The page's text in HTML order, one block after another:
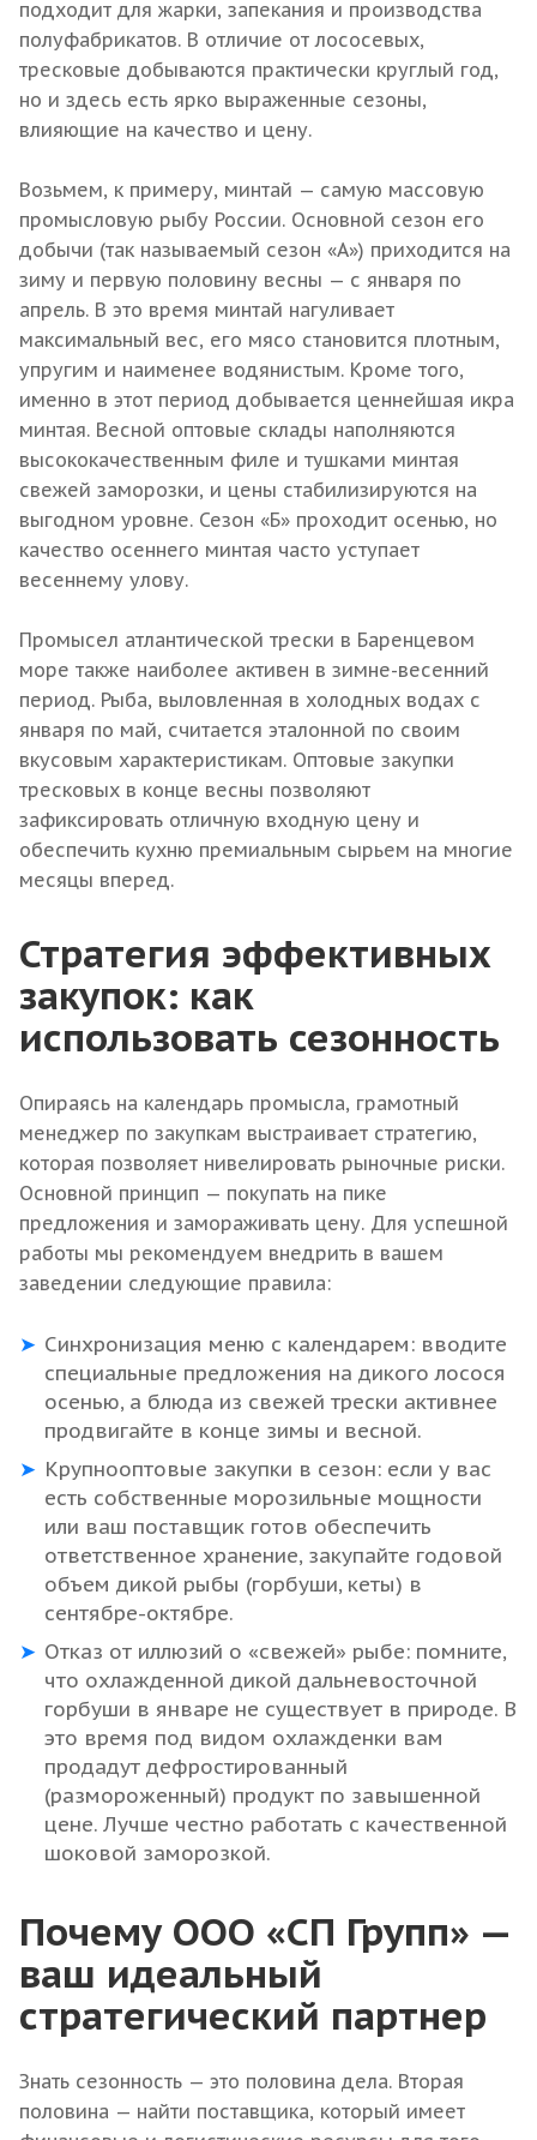
подходит для жарки, запекания и производства
полуфабрикатов. В отличие от лососевых,
тресковые добываются практически круглый год,
но и здесь есть ярко выраженные сезоны,
влияющие на качество и цену.
Возьмем, к примеру, минтай — самую массовую
промысловую рыбу России. Основной сезон его
добычи (так называемый сезон «А») приходится на
зиму и первую половину весны — с января по
апрель. В это время минтай нагуливает
максимальный вес, его мясо становится плотным,
упругим и наименее водянистым. Кроме того,
именно в этот период добывается ценнейшая икра
минтая. Весной оптовые склады наполняются
высококачественным филе и тушками минтая
свежей заморозки, и цены стабилизируются на
выгодном уровне. Сезон «Б» проходит осенью, но
качество осеннего минтая часто уступает
весеннему улову.
Промысел атлантической трески в Баренцевом
море также наиболее активен в зимне-весенний
период. Рыба, выловленная в холодных водах с
января по май, считается эталонной по своим
вкусовым характеристикам. Оптовые закупки
тресковых в конце весны позволяют
зафиксировать отличную входную цену и
обеспечить кухню премиальным сырьем на многие
месяцы вперед.
Стратегия эффективных
закупок: как
использовать сезонность
Опираясь на календарь промысла, грамотный
менеджер по закупкам выстраивает стратегию,
которая позволяет нивелировать рыночные риски.
Основной принцип — покупать на пике
предложения и замораживать цену. Для успешной
работы мы рекомендуем внедрить в вашем
заведении следующие правила:
Синхронизация меню с календарем: вводите
специальные предложения на дикого лосося
осенью, а блюда из свежей трески активнее
продвигайте в конце зимы и весной.
Крупнооптовые закупки в сезон: если у вас
есть собственные морозильные мощности
или ваш поставщик готов обеспечить
ответственное хранение, закупайте годовой
объем дикой рыбы (горбуши, кеты) в
сентябре-октябре.
Отказ от иллюзий о «свежей» рыбе: помните,
что охлажденной дикой дальневосточной
горбуши в январе не существует в природе. В
это время под видом охлажденки вам
продадут дефростированный
(размороженный) продукт по завышенной
цене. Лучше честно работать с качественной
шоковой заморозкой.
Почему ООО «СП Групп» —
ваш идеальный
стратегический партнер
Знать сезонность — это половина дела. Вторая
половина — найти поставщика, который имеет